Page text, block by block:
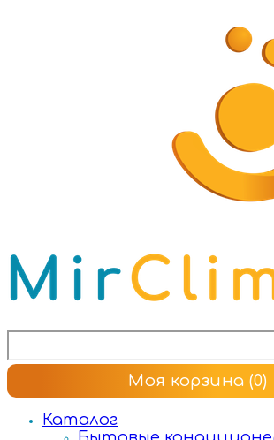
Моя корзина (0)
Каталог